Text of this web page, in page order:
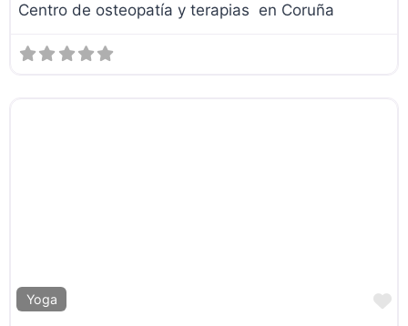
Centro de osteopatía y terapias en Coruña
Yoga